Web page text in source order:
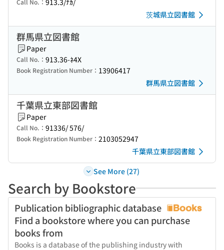
Call No.： 913.3/ﾅｶ/
茨城県立図書館
群馬県立図書館
Paper
Call No.： 913.36-ﾈ4X
Book Registration Number： 13906417
群馬県立図書館
千葉県立東部図書館
Paper
Call No.： 91336/ 576/
Book Registration Number： 2103052947
千葉県立東部図書館
See More (27)
Search by Bookstore
Publication bibliographic database
Find a bookstore where you can purchase
books from
Books is a database of the publishing industry with